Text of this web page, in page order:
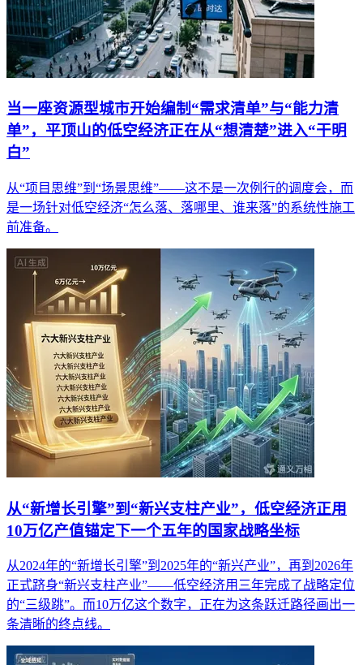
当一座资源型城市开始编制“需求清单”与“能力清
单”，平顶山的低空经济正在从“想清楚”进入“干明
白”
从“项目思维”到“场景思维”——这不是一次例行的调度会，而
是一场针对低空经济“怎么落、落哪里、谁来落”的系统性施工
前准备。
从“新增长引擎”到“新兴支柱产业”，低空经济正用
10万亿产值锚定下一个五年的国家战略坐标
从2024年的“新增长引擎”到2025年的“新兴产业”，再到2026年
正式跻身“新兴支柱产业”——低空经济用三年完成了战略定位
的“三级跳”。而10万亿这个数字，正在为这条跃迁路径画出一
条清晰的终点线。